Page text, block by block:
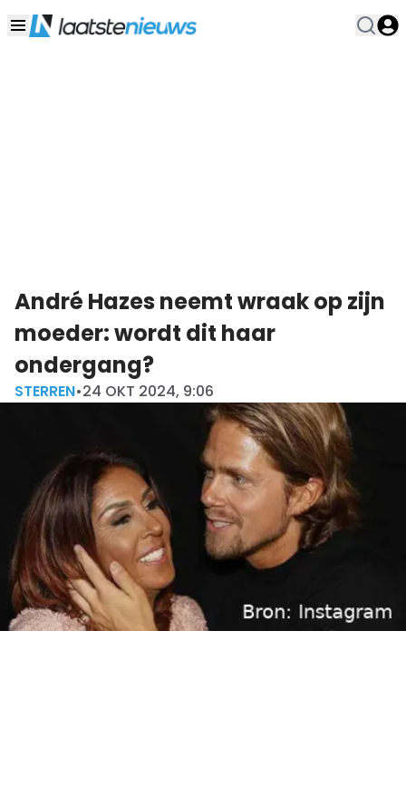
André Hazes neemt wraak op zijn
moeder: wordt dit haar
ondergang?
STERREN•24 OKT 2024, 9:06